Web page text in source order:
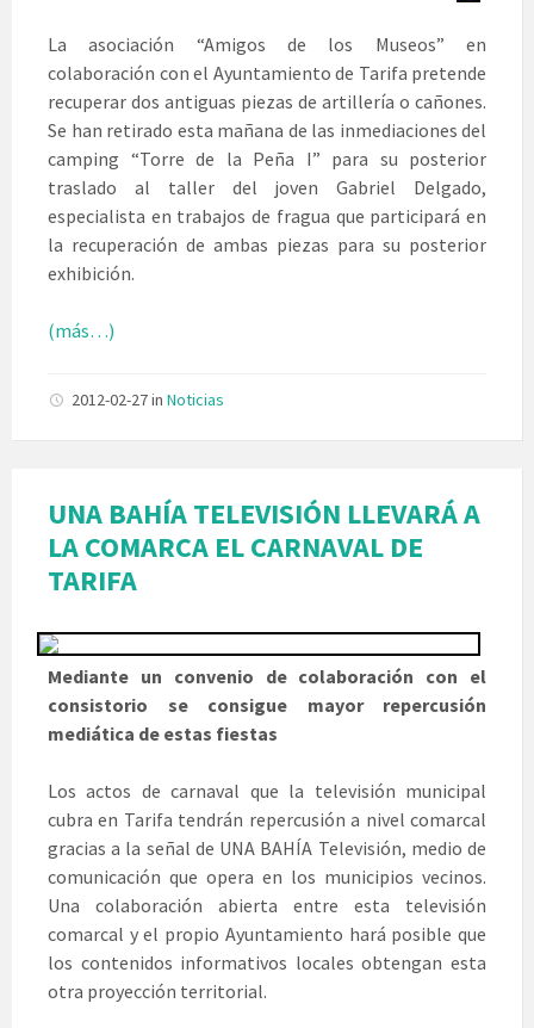
La asociación “Amigos de los Museos” en
colaboración con el Ayuntamiento de Tarifa pretende
recuperar dos antiguas piezas de artillería o cañones.
Se han retirado esta mañana de las inmediaciones del
camping “Torre de la Peña I” para su posterior
traslado al taller del joven Gabriel Delgado,
especialista en trabajos de fragua que participará en
la recuperación de ambas piezas para su posterior
exhibición.
(más…)
2012-02-27in Noticias
UNA BAHÍA TELEVISIÓN LLEVARÁ A
LA COMARCA EL CARNAVAL DE
TARIFA
Mediante un convenio de colaboración con el
consistorio se consigue mayor repercusión
mediática de estas fiestas
Los actos de carnaval que la televisión municipal
cubra en Tarifa tendrán repercusión a nivel comarcal
gracias a la señal de UNA BAHÍA Televisión, medio de
comunicación que opera en los municipios vecinos.
Una colaboración abierta entre esta televisión
comarcal y el propio Ayuntamiento hará posible que
los contenidos informativos locales obtengan esta
otra proyección territorial.